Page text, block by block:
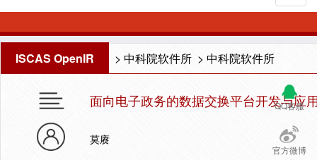
ISCAS OpenIR > 中科院软件所 > 中科院软件所
QQ客服
官方微博
面向电子政务的数据交换平台开发与应
莫赓